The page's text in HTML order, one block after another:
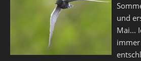
und
Mai...